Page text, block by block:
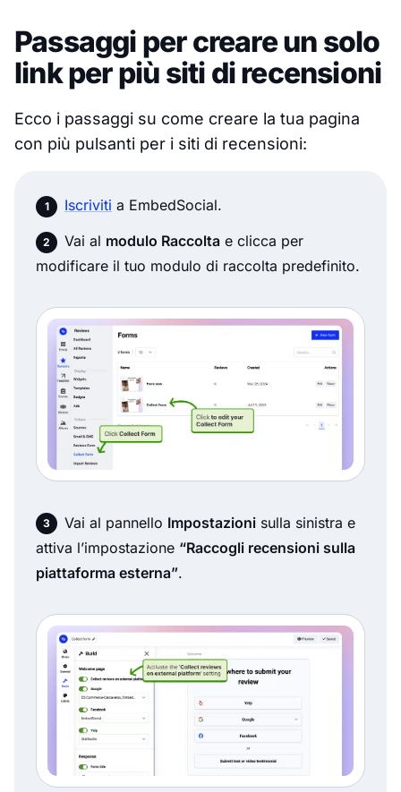
Passaggi per creare un solo
link per più siti di recensioni
Ecco i passaggi su come creare la tua pagina
con più pulsanti per i siti di recensioni:
Iscriviti a EmbedSocial.
Vai al modulo Raccolta e clicca per
modificare il tuo modulo di raccolta predefinito.
Vai al pannello Impostazioni sulla sinistra e
attiva l’impostazione “Raccogli recensioni sulla
piattaforma esterna”.